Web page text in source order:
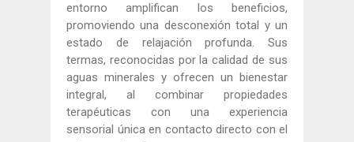
entorno amplifican los beneficios,
promoviendo una desconexión total y un
estado de relajación profunda. Sus
termas, reconocidas por la calidad de sus
aguas minerales y ofrecen un bienestar
integral, al combinar propiedades
terapéuticas con una experiencia
sensorial única en contacto directo con el